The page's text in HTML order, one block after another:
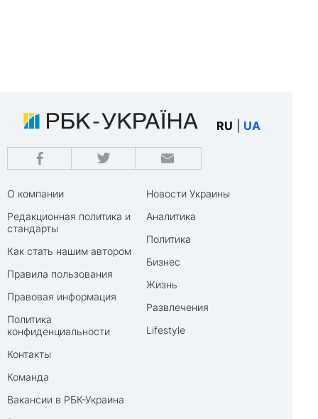
RU UA
О компании
Редакционная политика и
стандарты
Как стать нашим автором
Правила пользования
Правовая информация
Политика
конфиденциальности
Контакты
Команда
Вакансии в РБК-Украина
Новости Украины
Аналитика
Политика
Бизнес
Жизнь
Развлечения
Lifestyle